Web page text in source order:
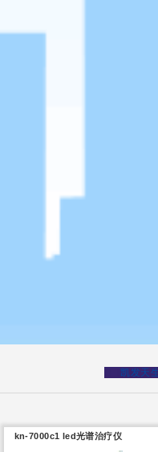
凯发天
kn-7000c1 led光谱治疗仪